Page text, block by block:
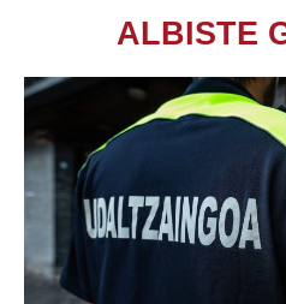
ALBISTE